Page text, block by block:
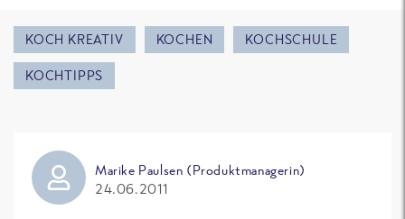
KOCH KREATIV KOCHEN KOCHSCHULE
KOCHTIPPS
Marike Paulsen (Produktmanagerin)
24.06.2011